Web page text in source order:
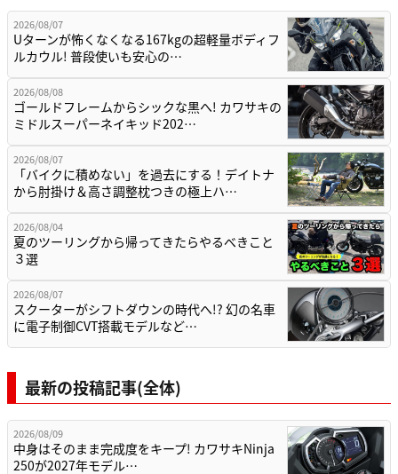
2026/08/07
Uターンが怖くなくなる167kgの超軽量ボディフ
ルカウル! 普段使いも安心の…
2026/08/08
ゴールドフレームからシックな黒へ! カワサキの
ミドルスーパーネイキッド202…
2026/08/07
「バイクに積めない」を過去にする！デイトナ
から肘掛け＆高さ調整枕つきの極上ハ…
2026/08/04
夏のツーリングから帰ってきたらやるべきこと
３選
2026/08/07
スクーターがシフトダウンの時代へ!? 幻の名車
に電子制御CVT搭載モデルなど…
最新の投稿記事(全体)
2026/08/09
中身はそのまま完成度をキープ! カワサキNinja
250が2027年モデル…